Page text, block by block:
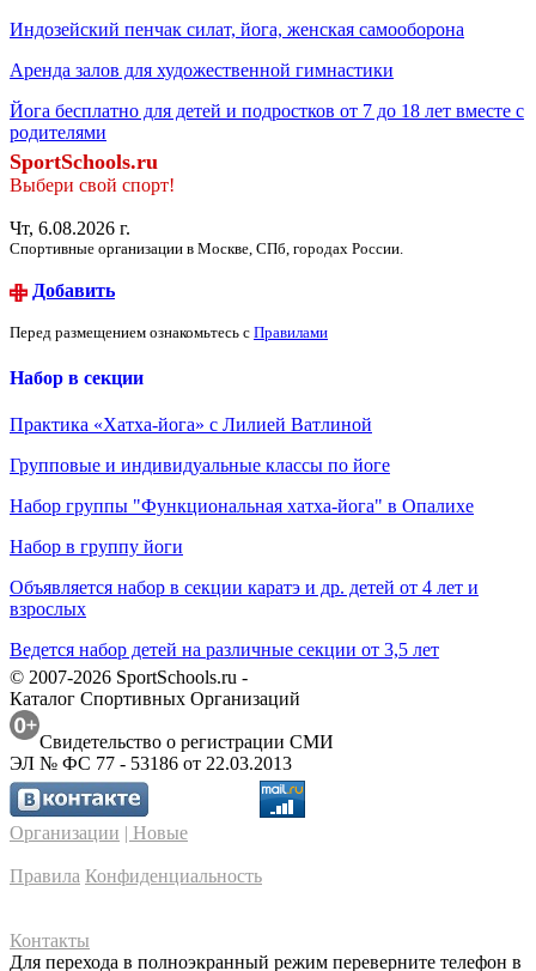
Индозейский пенчак силат, йога, женская самооборона
Аренда залов для художественной гимнастики
Йога бесплатно для детей и подростков от 7 до 18 лет вместе с
родителями
SportSchools.ru
Выбери свой спорт!
Чт, 6.08.2026 г.
Спортивные организации в Москве, СПб, городах России.
Добавить
Перед размещением ознакомьтесь с Правилами
Набор в секции
Практика «Хатха-йога» с Лилией Ватлиной
Групповые и индивидуальные классы по йоге
Набор группы "Функциональная хатха-йога" в Опалихе
Набор в группу йоги
Объявляется набор в секции каратэ и др. детей от 4 лет и
взрослых
Ведется набор детей на различные секции от 3,5 лет
© 2007-2026 SportSchools.ru -
Каталог Спортивных Организаций
Свидетельство о регистрации СМИ
ЭЛ № ФС 77 - 53186 от 22.03.2013
Организации | Новые
Правила Конфиденциальность
Контакты
Для перехода в полноэкранный режим переверните телефон в